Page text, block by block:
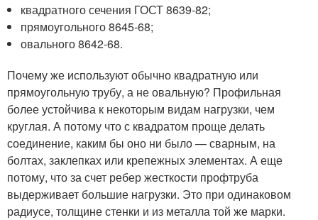
квадратного сечения ГОСТ 8639-82;
прямоугольного 8645-68;
овального 8642-68.
Почему же используют обычно квадратную или
прямоугольную трубу, а не овальную? Профильная
более устойчива к некоторым видам нагрузки, чем
круглая. А потому что с квадратом проще делать
соединение, каким бы оно ни было — сварным, на
болтах, заклепках или крепежных элементах. А еще
потому, что за счет ребер жесткости профтруба
выдерживает большие нагрузки. Это при одинаковом
радиусе, толщине стенки и из металла той же марки.